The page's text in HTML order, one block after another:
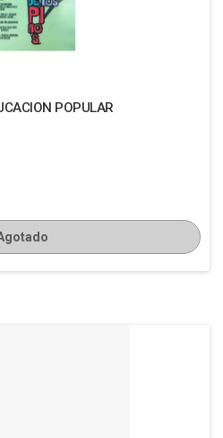
POPULAR